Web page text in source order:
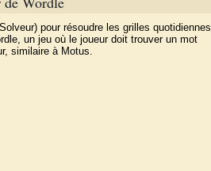
pour résoudre les grilles quotidiennes
un jeu où le joueur doit trouver un mot
similaire à Motus.